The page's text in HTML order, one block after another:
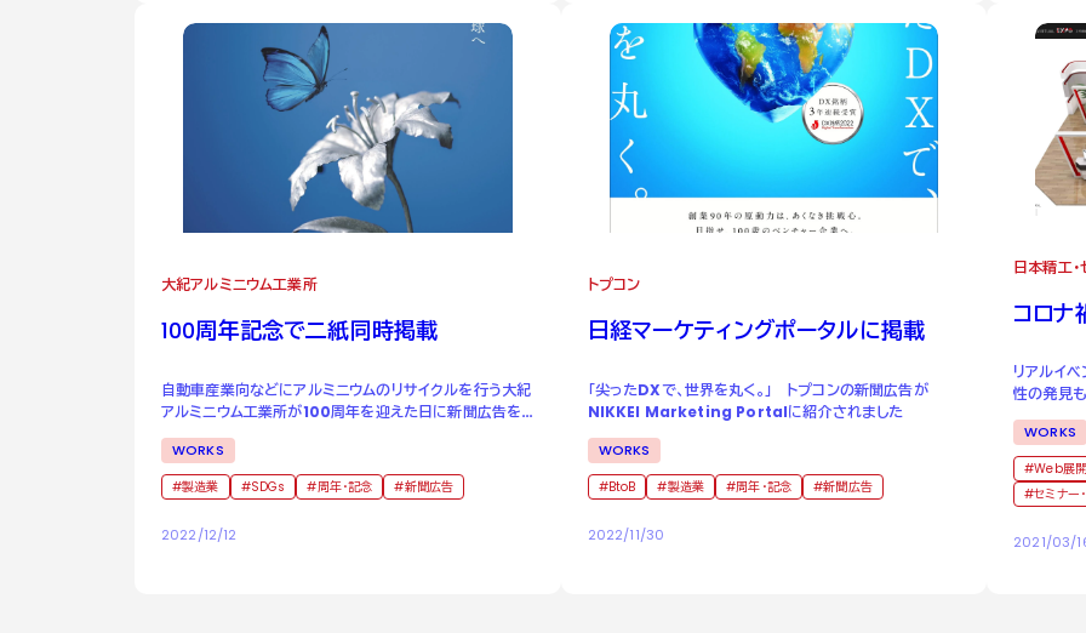
大紀アルミニウム工業所
100周年記念で二紙同時掲載
自動車産業向などにアルミニウムのリサイクルを行う大紀
アルミニウム工業所が100周年を迎えた日に新聞広告を2
面同時に掲載 100年前と100年後の地球にメッセージを
投げかける
WORKS
製造業 SDGs 周年・記念 新聞広告
2022/12/12
トプコン
日経マーケティングポータルに掲載
「尖ったDXで、世界を丸く。」 トプコンの新聞広告が
NIKKEI Marketing Portalに紹介されました
WORKS
BtoB 製造業 周年・記念 新聞広告
2022/11/30
日本精工
コロナ
リアルイベ
性の発見も
WORKS
Web展開
セミナー
2021/03/